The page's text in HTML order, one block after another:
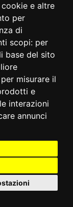
e altre
per
di
scopi: per
base del sito
per misurare il
e
interazioni
annunci